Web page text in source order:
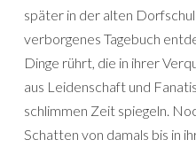
später in der alten
verborgenes Tagebuch
Dinge rührt, die in ihrer
aus Leidenschaft und
schlimmen Zeit spiegeln.
Schatten von damals bis in